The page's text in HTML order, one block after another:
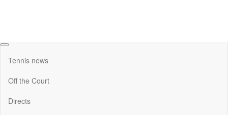
Tennis news
Off the Court
Directs